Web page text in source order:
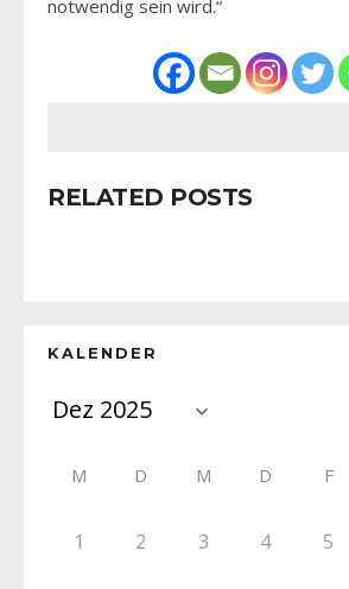
notwendig sein wird.“
RELATED POSTS
KALENDER
M D M D F
1 2 3 4 5